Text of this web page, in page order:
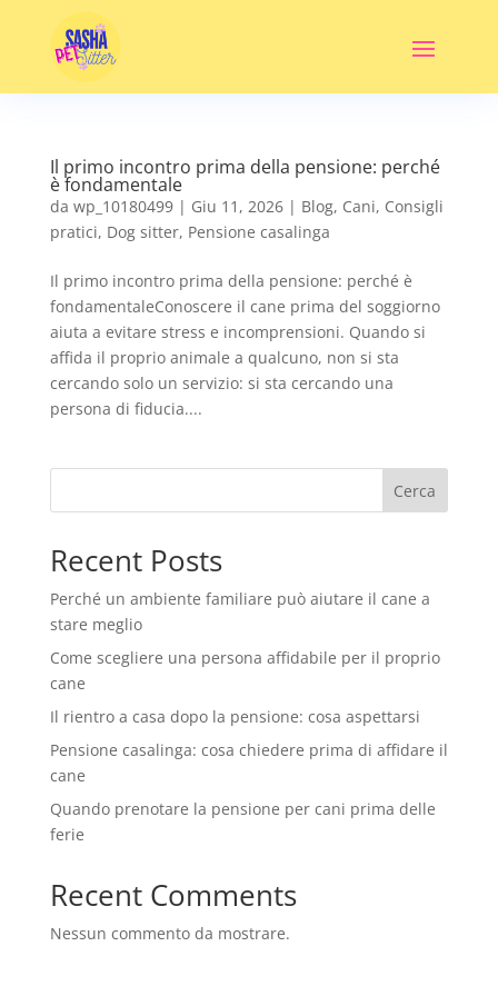
Il primo incontro prima della pensione: perché
è fondamentale
da wp_10180499| Giu 11, 2026| Blog, Cani, Consigli
pratici, Dog sitter, Pensione casalinga
Il primo incontro prima della pensione: perché è
fondamentaleConoscere il cane prima del soggiorno
aiuta a evitare stress e incomprensioni. Quando si
affida il proprio animale a qualcuno, non si sta
cercando solo un servizio: si sta cercando una
persona di fiducia....
Cerca
Recent Posts
Perché un ambiente familiare può aiutare il cane a
stare meglio
Come scegliere una persona affidabile per il proprio
cane
Il rientro a casa dopo la pensione: cosa aspettarsi
Pensione casalinga: cosa chiedere prima di affidare il
cane
Quando prenotare la pensione per cani prima delle
ferie
Recent Comments
Nessun commento da mostrare.